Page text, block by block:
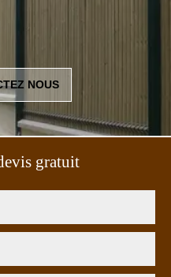
NOUS
gratuit